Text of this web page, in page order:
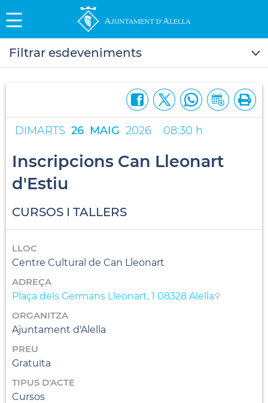
Filtrar esdeveniments
DIMARTS 26 MAIG 2026 08:30 h
Inscripcions Can Lleonart
d'Estiu
CURSOS I TALLERS
LLOC
Centre Cultural de Can Lleonart
ADREÇA
Plaça dels Germans Lleonart, 1 08328 Alella
ORGANITZA
Ajuntament d'Alella
PREU
Gratuïta
TIPUS D'ACTE
Cursos